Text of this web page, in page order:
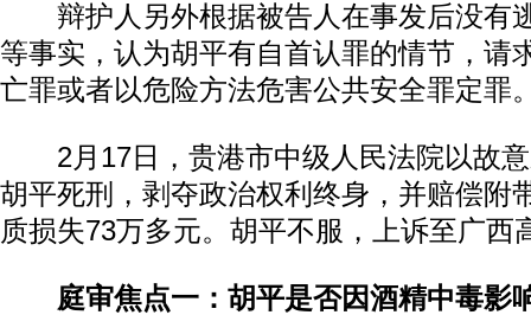
辩护人另外根据被告人在事发后没有
等事实，认为胡平有自首认罪的情节，请
亡罪或者以危险方法危害公共安全罪定罪
2月17日，贵港市中级人民法院以故意
胡平死刑，剥夺政治权利终身，并赔偿附
质损失73万多元。胡平不服，上诉至广西
庭审焦点一：胡平是否因酒精中毒影